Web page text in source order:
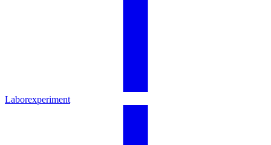
Laborexperiment